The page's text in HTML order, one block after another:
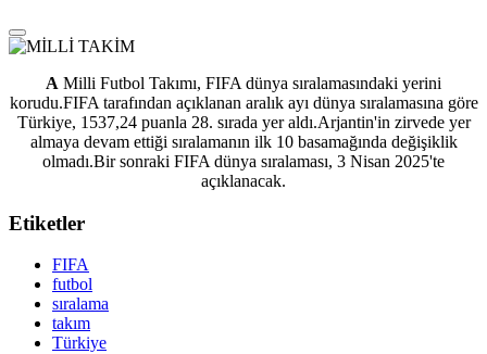
A Milli Futbol Takımı, FIFA dünya sıralamasındaki yerini
korudu.FIFA tarafından açıklanan aralık ayı dünya sıralamasına göre
Türkiye, 1537,24 puanla 28. sırada yer aldı.Arjantin'in zirvede yer
almaya devam ettiği sıralamanın ilk 10 basamağında değişiklik
olmadı.Bir sonraki FIFA dünya sıralaması, 3 Nisan 2025'te
açıklanacak.
Etiketler
FIFA
futbol
sıralama
takım
Türkiye